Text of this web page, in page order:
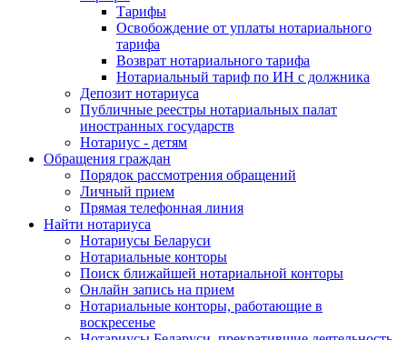
Тарифы
Освобождение от уплаты нотариального
тарифа
Возврат нотариального тарифа
Нотариальный тариф по ИН с должника
Депозит нотариуса
Публичные реестры нотариальных палат
иностранных государств
Нотариус - детям
Обращения граждан
Порядок рассмотрения обращений
Личный прием
Прямая телефонная линия
Найти нотариуса
Нотариусы Беларуси
Нотариальные конторы
Поиск ближайшей нотариальной конторы
Онлайн запись на прием
Нотариальные конторы, работающие в
воскресенье